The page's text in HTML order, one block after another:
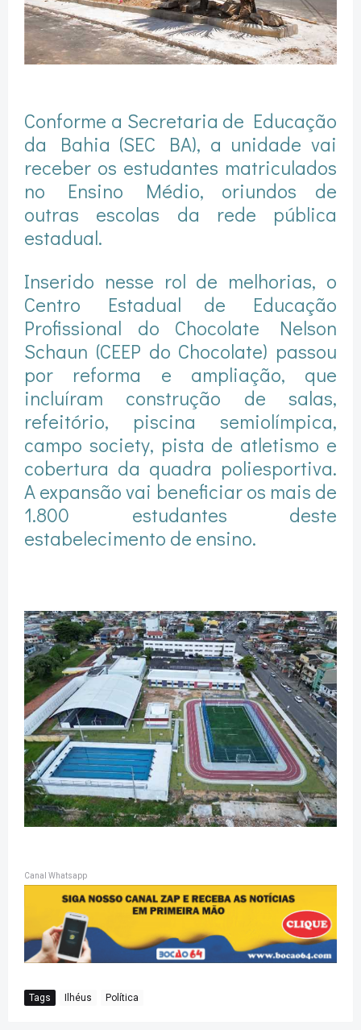
Conforme a Secretaria de Educação
da Bahia (SEC BA), a unidade vai
receber os estudantes matriculados
no Ensino Médio, oriundos de
outras escolas da rede pública
estadual.
Inserido nesse rol de melhorias, o
Centro Estadual de Educação
Profissional do Chocolate Nelson
Schaun (CEEP do Chocolate) passou
por reforma e ampliação, que
incluíram construção de salas,
refeitório, piscina semiolímpica,
campo society, pista de atletismo e
cobertura da quadra poliesportiva.
A expansão vai beneficiar os mais de
1.800 estudantes deste
estabelecimento de ensino.
Canal Whatsapp
Tags Ilhéus Política